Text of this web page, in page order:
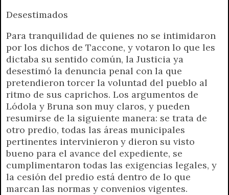
Desestimados
Para tranquilidad de quienes no se intimidaron
por los dichos de Taccone, y votaron lo que les
dictaba su sentido común, la Justicia ya
desestimó la denuncia penal con la que
pretendieron torcer la voluntad del pueblo al
ritmo de sus caprichos. Los argumentos de
Lódola y Bruna son muy claros, y pueden
resumirse de la siguiente manera: se trata de
otro predio, todas las áreas municipales
pertinentes intervinieron y dieron su visto
bueno para el avance del expediente, se
cumplimentaron todas las exigencias legales, y
la cesión del predio está dentro de lo que
marcan las normas y convenios vigentes.